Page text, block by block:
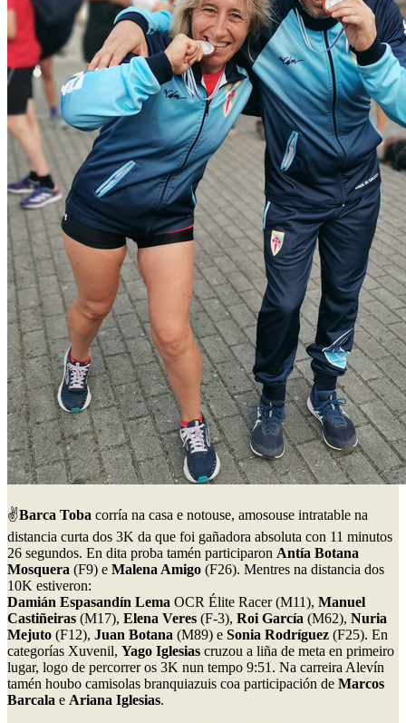
✌️Barca Toba corría na casa e notouse, amosouse intratable na
distancia curta dos 3K da que foi gañadora absoluta con 11 minutos
26 segundos. En dita proba tamén participaron Antía Botana
Mosquera (F9) e Malena Amigo (F26). Mentres na distancia dos
10K estiveron:
Damián Espasandín Lema OCR Élite Racer (M11), Manuel
Castiñeiras (M17), Elena Veres (F-3), Roi García (M62), Nuria
Mejuto (F12), Juan Botana (M89) e Sonia Rodríguez (F25). En
categorías Xuvenil, Yago Iglesias cruzou a liña de meta en primeiro
lugar, logo de percorrer os 3K nun tempo 9:51. Na carreira Alevín
tamén houbo camisolas branquiazuis coa participación de Marcos
Barcala e Ariana Iglesias.